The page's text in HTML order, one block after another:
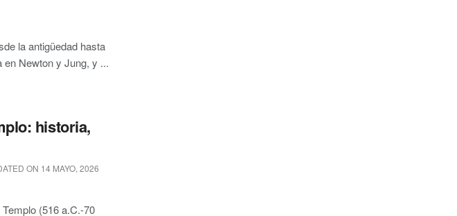
la antigüedad hasta
en Newton y Jung, y ...
historia,
ON 14 MAYO, 2026
(516 a.C.-70